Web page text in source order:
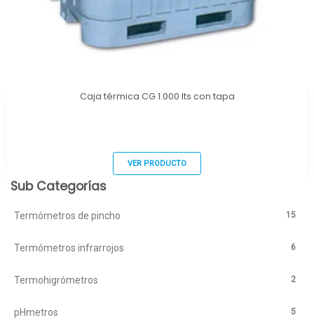
Caja térmica CG 1.000 lts con tapa
VER PRODUCTO
Sub Categorías
Termómetros de pincho 15
Termómetros infrarrojos 6
Termohigrómetros 2
pHmetros 5